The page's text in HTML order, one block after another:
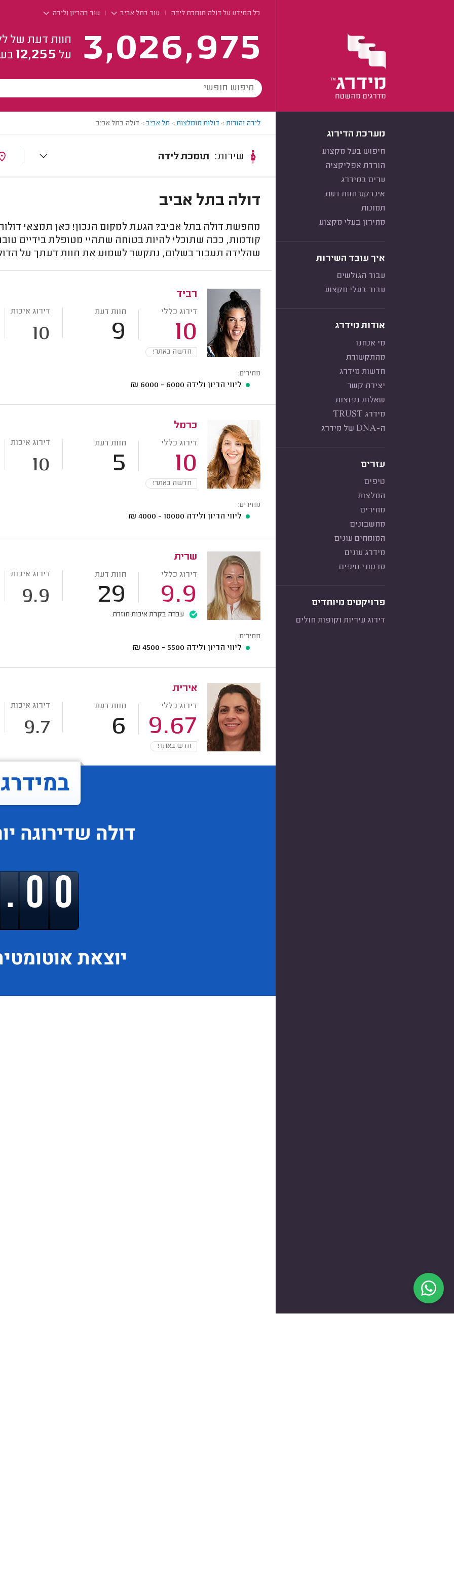
כל המידע על דולה תומכת לידה עוד בתל אביב עוד בהריון ולידה
3,026,975
חוות דעת של
על 12,255
מערכת הדירוג
חיפוש בעל מקצוע
הורדת אפליקציה
ערים במידרג
אינדקס חוות דעת
תמונות
מחירון בעלי מקצוע
איך עובד השירות
עבור הגולשים
עבור בעלי מקצוע
אודות מידרג
מי אנחנו
מהתקשורת
חדשות מידרג
יצירת קשר
שאלות נפוצות
מידרג TRUST
ה-DNA של מידרג
עזרים
טיפים
המלצות
מחירים
מחשבונים
המומחים עונים
מידרג עונים
סרטוני טיפים
פרויקטים מיוחדים
דירוג עיריות וקופות חולים
לידה והורות> דולות מומלצות> תל אביב> דולה בתל אביב
תומכת לידה
דולה בתל אביב
מחפשת דולה בתל אביב? הגעת למקום הנכון! כאן תמצאי
קודמות, ככה שתוכלי להיות בטוחה שתהיי מטופלת בידיים
שהלידה תעבור בשלום, נתקשר לשמוע את חוות דעתך על
רביד
דירוג כללי
10
חוות דעת
9
דירוג איכות
10
חדשה באתר!
מחירים:
ליווי הריון ולידה 6000 - 6000
₪
כרמל
דירוג כללי
10
חוות דעת
5
דירוג איכות
10
חדשה באתר!
מחירים:
ליווי הריון ולידה 10000 - 4000
₪
שרית
דירוג כללי
9.9
חוות דעת
29
דירוג איכות
9.9
עברה בקרת איכות חוזרת
מחירים:
ליווי הריון ולידה 5500 - 4500
₪
אירית
דירוג כללי
9.67
חוות דעת
6
דירוג איכות
9.7
חדש באתר!
דולה שדירוגה
יוצאת